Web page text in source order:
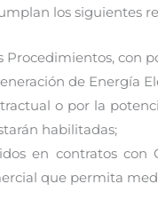
los siguientes
con
de Energía
o por la
habilitadas;
en contratos
que permita